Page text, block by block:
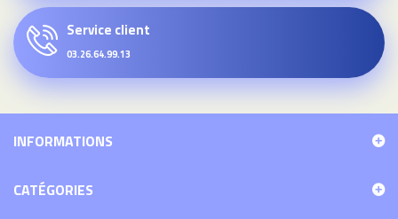
Service client
03.26.64.99.13
INFORMATIONS
CATÉGORIES